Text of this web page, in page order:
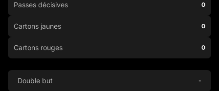
Passes décisives 0
Cartons jaunes 0
Cartons rouges 0
Double but -